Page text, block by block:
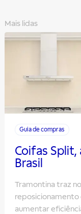
Mais lidas
Guia de compras
Coifas Split,
Brasil
Tramontina traz
aumentar